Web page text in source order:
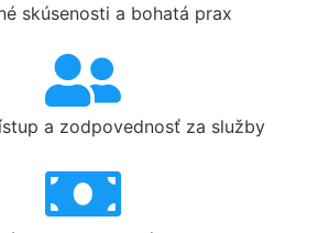
skúsenosti a bohatá prax
a zodpovednosť za služby